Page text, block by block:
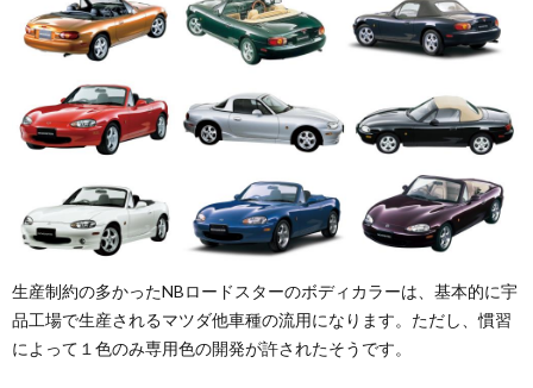
生産制約の多かったNBロードスターのボディカラーは、基本的に宇
品工場で生産されるマツダ他車種の流用になります。ただし、慣習
によって１色のみ専用色の開発が許されたそうです。